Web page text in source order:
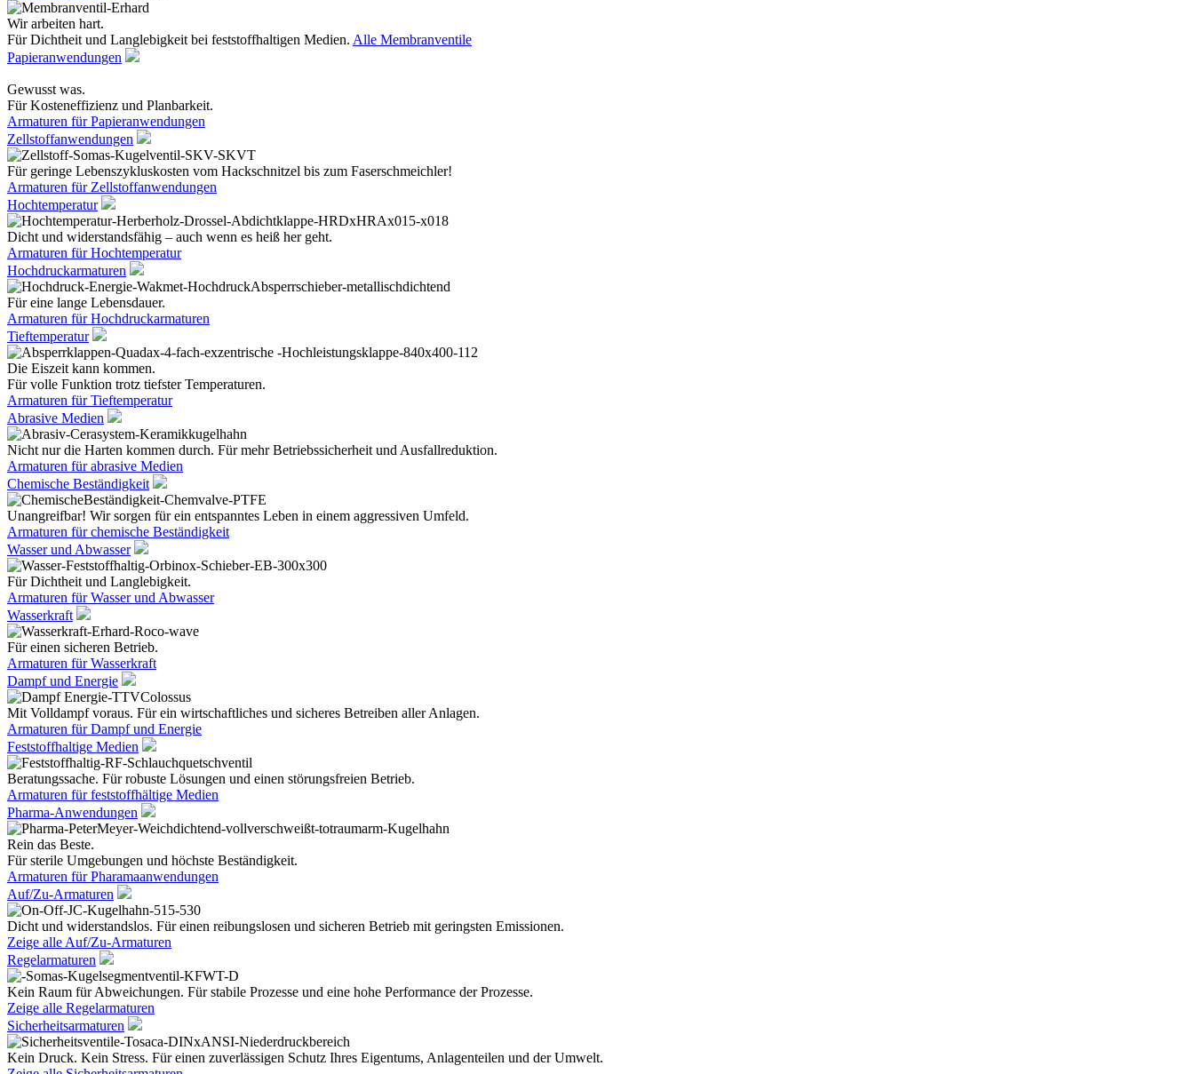
Wir arbeiten hart.
Für Dichtheit und Langlebigkeit bei feststoffhaltigen Medien. Alle Membranventile
Papieranwendungen
Gewusst was.
Für Kosteneffizienz und Planbarkeit.
Armaturen für Papieranwendungen
Zellstoffanwendungen
Für geringe Lebenszykluskosten vom Hackschnitzel bis zum Faserschmeichler!
Armaturen für Zellstoffanwendungen
Hochtemperatur
Dicht und widerstandsfähig – auch wenn es heiß her geht.
Armaturen für Hochtemperatur
Hochdruckarmaturen
Für eine lange Lebensdauer.
Armaturen für Hochdruckarmaturen
Tieftemperatur
Die Eiszeit kann kommen.
Für volle Funktion trotz tiefster Temperaturen.
Armaturen für Tieftemperatur
Abrasive Medien
Nicht nur die Harten kommen durch. Für mehr Betriebssicherheit und Ausfallreduktion.
Armaturen für abrasive Medien
Chemische Beständigkeit
Unangreifbar! Wir sorgen für ein entspanntes Leben in einem aggressiven Umfeld.
Armaturen für chemische Beständigkeit
Wasser und Abwasser
Für Dichtheit und Langlebigkeit.
Armaturen für Wasser und Abwasser
Wasserkraft
Für einen sicheren Betrieb.
Armaturen für Wasserkraft
Dampf und Energie
Mit Volldampf voraus. Für ein wirtschaftliches und sicheres Betreiben aller Anlagen.
Armaturen für Dampf und Energie
Feststoffhaltige Medien
Beratungssache. Für robuste Lösungen und einen störungsfreien Betrieb.
Armaturen für feststoffhältige Medien
Pharma-Anwendungen
Rein das Beste.
Für sterile Umgebungen und höchste Beständigkeit.
Armaturen für Pharamaanwendungen
Auf/Zu-Armaturen
Dicht und widerstandslos. Für einen reibungslosen und sicheren Betrieb mit geringsten Emissionen.
Zeige alle Auf/Zu-Armaturen
Regelarmaturen
Kein Raum für Abweichungen. Für stabile Prozesse und eine hohe Performance der Prozesse.
Zeige alle Regelarmaturen
Sicherheitsarmaturen
Kein Druck. Kein Stress. Für einen zuverlässigen Schutz Ihres Eigentums, Anlagenteilen und der Umwelt.